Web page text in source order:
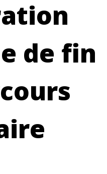
de fin